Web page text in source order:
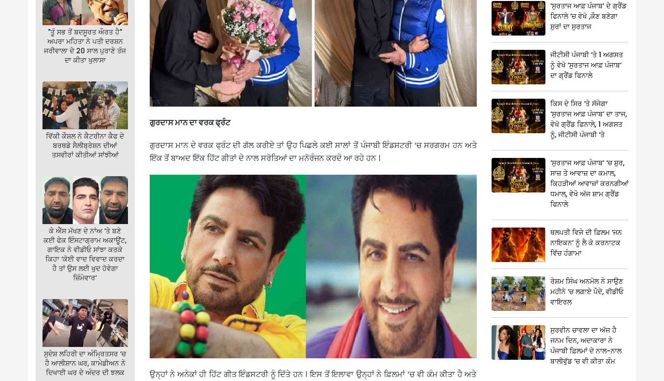
"ਤੂੰ ਸਭ ਤੋਂ ਬਦਸੂਰਤ ਔਰਤ ਹੈ"
ਅਪਰਾ ਮਹਿਤਾ ਨੇ ਪਤੀ ਦਰਸ਼ਨ
ਜਰੀਵਾਲਾ ਦੇ 20 ਸਾਲ ਪੁਰਾਣੇ ਤੰਜ
ਦਾ ਕੀਤਾ ਖੁਲਾਸਾ
ਵਿੱਕੀ ਕੌਸ਼ਲ ਨੇ ਕੈਟਰੀਨਾ ਕੈਫ ਦੇ
ਬਰਥਡੇ ਸੈਲੀਬ੍ਰੇਸ਼ਨ ਦੀਆਂ
ਤਸਵੀਰਾਂ ਕੀਤੀਆਂ ਸਾਂਝੀਆਂ
ਕੇ ਐੱਸ ਮੱਖਣ ਦੇ ਨਾਂਅ ‘ਤੇ ਬਣੇ
ਕਈ ਫੇਕ ਇੰਸਟਾਗ੍ਰਾਮ ਅਕਾਊਂਟ,
ਗਾਇਕ ਨੇ ਵੀਡੀਓ ਸਾਂਝਾ ਕਰਕੇ
ਕਿਹਾ ‘ਕੋਈ ਵਾਦ ਵਿਵਾਦ ਕਰਦਾ
ਹੈ ਤਾਂ ਉਸ ਲਈ ਖੁਦ ਹੋਵੇਗਾ
ਜ਼ਿੰਮੇਵਾਰ’
ਸੁਦੇਸ਼ ਲਹਿਰੀ ਦਾ ਅੰਮ੍ਰਿਤਸਰ ‘ਚ
ਹੈ ਆਲੀਸ਼ਾਨ ਘਰ, ਕਾਮੇਡੀਅਨ ਨੇ
ਦਿਖਾਈ ਘਰ ਦੇ ਅੰਦਰ ਦੀ ਝਲਕ
ਗੁਰਦਾਸ ਮਾਨ ਦਾ ਵਰਕ ਫ੍ਰੰਟ
ਗੁਰਦਾਸ ਮਾਨ ਦੇ ਵਰਕ ਫ੍ਰੰਟ ਦੀ ਗੱਲ ਕਰੀਏ ਤਾਂ ਉਹ ਪਿਛਲੇ ਕਈ ਸਾਲਾਂ ਤੋਂ ਪੰਜਾਬੀ ਇੰਡਸਟਰੀ ‘ਚ ਸਰਗਰਮ ਹਨ ਅਤੇ
ਇੱਕ ਤੋਂ ਬਾਅਦ ਇੱਕ ਹਿੱਟ ਗੀਤਾਂ ਦੇ ਨਾਲ ਸਰੋਤਿਆਂ ਦਾ ਮਨੋਰੰਜਨ ਕਰਦੇ ਆ ਰਹੇ ਹਨ ।
ਉਨ੍ਹਾਂ ਨੇ ਅਨੇਕਾਂ ਹੀ ਹਿੱਟ ਗੀਤ ਇੰਡਸਟਰੀ ਨੂੰ ਦਿੱਤੇ ਹਨ । ਇਸ ਤੋਂ ਇਲਾਵਾ ਉਨ੍ਹਾਂ ਨੇ ਫ਼ਿਲਮਾਂ ‘ਚ ਵੀ ਕੰਮ ਕੀਤਾ ਹੈ ਅਤੇ
‘ਸੁਰਤਾਜ ਆਫ਼ ਪੰਜਾਬ’ ਦੇ ਗ੍ਰੈਂਡ
ਫਿਨਾਲੇ ‘ਚ ਵੇਖੋ ,ਕੌਣ ਬਣੇਗਾ
ਸੁਰਾਂ ਦਾ ਸੁਰਤਾਜ
ਜੀਟੀਸੀ ਪੰਜਾਬੀ ‘ਤੇ 1 ਅਗਸਤ
ਨੂੰ ਵੇਖੋ ‘ਸੁਰਤਾਜ ਆਫ਼ ਪੰਜਾਬ’
ਦਾ ਗ੍ਰੈਂਡ ਫਿਨਾਲੇ
ਕਿਸ ਦੇ ਸਿਰ ‘ਤੇ ਸੱਜੇਗਾ
‘ਸੁਰਤਾਜ ਆਫ਼ ਪੰਜਾਬ’ ਦਾ ਤਾਜ,
ਵੇਖੋ ਗ੍ਰੈਂਡ ਫਿਨਾਲੇ, 1 ਅਗਸਤ
ਨੂੰ, ਜੀਟੀਸੀ ਪੰਜਾਬੀ ‘ਤੇ
‘ਸੁਰਤਾਜ ਆਫ਼ ਪੰਜਾਬ’ ‘ਚ ਸ਼ੁਰ,
ਸਾਜ਼ ਤੇ ਆਵਾਜ਼ ਦਾ ਕਮਾਲ,
ਕਿਹੜੀਆਂ ਆਵਾਜ਼ਾਂ ਕਰਨਗੀਆਂ
ਧਮਾਲ, ਵੇਖੋ ਅੱਜ ਸ਼ਾਮ ਗ੍ਰੈਂਡ
ਫਿਨਾਲੇ
ਥਲਪਤੀ ਵਿਜੇ ਦੀ ਫ਼ਿਲਮ ‘ਜਨ
ਨਾਇਕਨ’ ਨੂੰ ਲੈ ਕੇ ਕਰਨਾਟਕ
ਵਿੱਚ ਹੰਗਾਮਾ
ਰੇਸ਼ਮ ਸਿੰਘ ਅਨਮੋਲ ਨੇ ਸਾਉਣ
ਮਹੀਨੇ ‘ਚ ਲਗਾਏ ਪੌਦੇ, ਵੀਡੀਓ
ਵਾਇਰਲ
ਸੁਰਵੀਨ ਚਾਵਲਾ ਦਾ ਅੱਜ ਹੈ
ਜਨਮ ਦਿਨ, ਅਦਾਕਾਰਾ ਨੇ
ਪੰਜਾਬੀ ਫ਼ਿਲਮਾਂ ਦੇ ਨਾਲ-ਨਾਲ
ਬਾਲੀਵੁੱਡ ‘ਚ ਵੀ ਕੀਤਾ ਕੰਮ